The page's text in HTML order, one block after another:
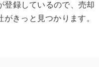
登録しているので、売却
きっと見つかります。